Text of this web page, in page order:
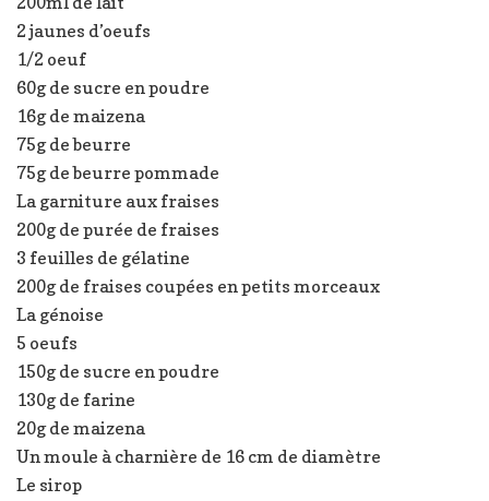
2 jaunes d’oeufs
1/2 oeuf
60g de sucre en poudre
16g de maizena
75g de beurre
75g de beurre pommade
La garniture aux fraises
200g de purée de fraises
3 feuilles de gélatine
200g de fraises coupées en petits morceaux
La génoise
5 oeufs
150g de sucre en poudre
130g de farine
20g de maizena
Un moule à charnière de 16 cm de diamètre
Le sirop